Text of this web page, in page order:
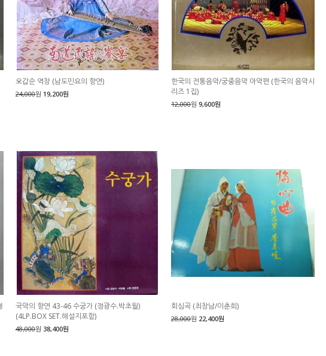
오갑순 역창 (남도민요의 향연)
24,000원 19,200원
한국의 전통음악/궁중음악 아악편 (한국의 음악시
리즈 1집)
12,000원 9,600원
국악의 향연 43-46 수궁가 (정광수.박초월)
(4LP.BOX SET.해설지포함)
48,000원 38,400원
회심곡 (최창남/이춘희)
28,000원 22,400원